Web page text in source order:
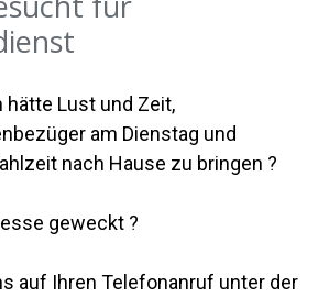
hätte Lust und Zeit,
am Dienstag und
nach Hause zu bringen ?
geweckt ?
auf Ihren Telefonanruf unter der